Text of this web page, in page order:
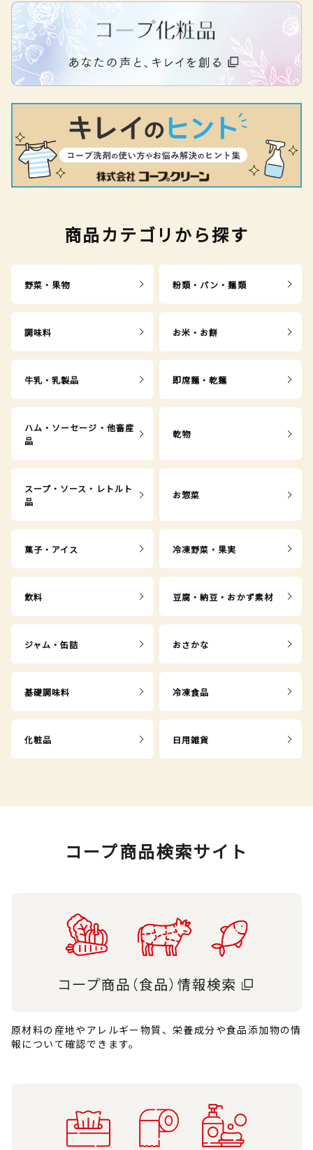
商品カテゴリから探す
野菜・果物 粉類・パン・麺類
調味料 お米・お餅
牛乳・乳製品 即席麺・乾麺
ハム・ソーセージ・他畜産
品
乾物
スープ・ソース・レトルト
品
お惣菜
菓子・アイス 冷凍野菜・果実
飲料 豆腐・納豆・おかず素材
ジャム・缶詰 おさかな
基礎調味料 冷凍食品
化粧品 日用雑貨
コープ商品検索サイト
原材料の産地やアレルギー物質、栄養成分や食品添加物の情
報について確認できます。